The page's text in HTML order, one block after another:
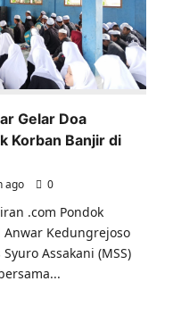
Gelar Doa
Korban Banjir di
ago 0
.com Pondok
Kedungrejoso
Assakani (MSS)